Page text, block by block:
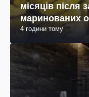
місяців після
маринованих
4 години тому